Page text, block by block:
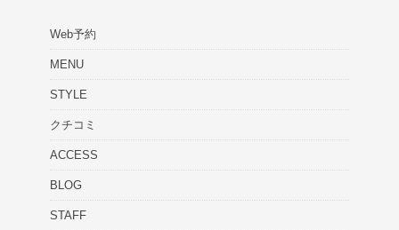
Web予約
MENU
STYLE
クチコミ
ACCESS
BLOG
STAFF